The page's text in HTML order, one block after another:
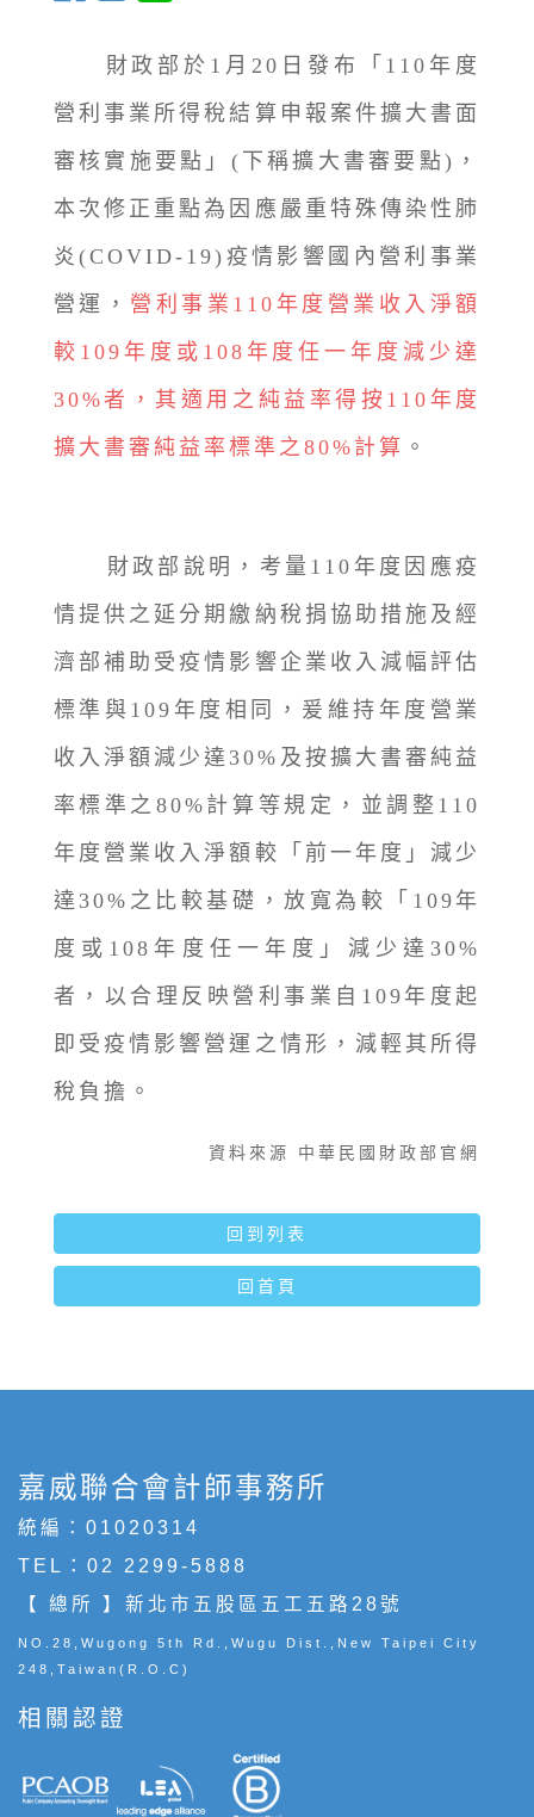
財政部於1月20日發布「110年度
營利事業所得稅結算申報案件擴大書面
審核實施要點」(下稱擴大書審要點)，
本次修正重點為因應嚴重特殊傳染性肺
炎(COVID-19)疫情影響國內營利事業
營運， 營利事業110年度營業收入淨額
較109年度或108年度任一年度減少達
30%者，其適用之純益率得按110年度
擴大書審純益率標準之80%計算 。
財政部說明，考量110年度因應疫
情提供之延分期繳納稅捐協助措施及經
濟部補助受疫情影響企業收入減幅評估
標準與109年度相同，爰維持年度營業
收入淨額減少達30%及按擴大書審純益
率標準之80%計算等規定，並調整110
年度營業收入淨額較「前一年度」減少
達30%之比較基礎，放寬為較「109年
度或108年度任一年度」減少達30%
者，以合理反映營利事業自109年度起
即受疫情影響營運之情形，減輕其所得
稅負擔。
資料來源 中華民國財政部官網
回到列表
回首頁
嘉威聯合會計師事務所
統編：01020314
TEL： 02 2299-5888
【 總所 】新北市五股區五工五路28號
NO.28,Wugong 5th Rd.,Wugu Dist.,New Taipei City
248,Taiwan(R.O.C)
相關認證